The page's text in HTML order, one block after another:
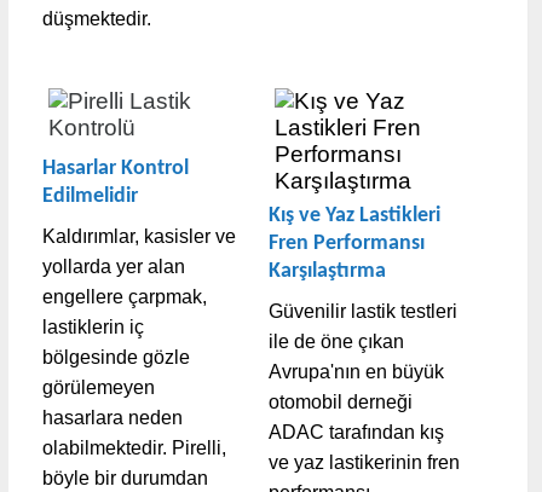
düşmektedir.
Hasarlar Kontrol
Edilmelidir
Kaldırımlar, kasisler ve
yollarda yer alan
engellere çarpmak,
lastiklerin iç
bölgesinde gözle
görülemeyen
hasarlara neden
olabilmektedir. Pirelli,
böyle bir durumdan
Kış ve Yaz Lastikleri
Fren Performansı
Karşılaştırma
Güvenilir lastik testleri
ile de öne çıkan
Avrupa'nın en büyük
otomobil derneği
ADAC tarafından kış
ve yaz lastikerinin fren